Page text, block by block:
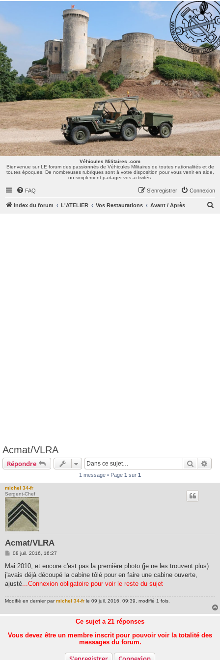
Véhicules Militaires .com
Bienvenue sur LE forum des passionnés de Véhicules Militaires de toutes nationalités et de
toutes époques. De nombreuses rubriques sont à votre disposition pour vous venir en aide,
ou simplement partager vos activités.
Véhicules Militaires .com
Bienvenue sur LE forum des passionnés de Véhicules Militaires de toutes nationalités et de
toutes époques. De nombreuses rubriques sont à votre disposition pour vous venir en aide,
ou simplement partager vos activités.
FAQ Connexion
S’enregistrer
Index du forum L'ATELIER Vos Restaurations Avant / Après
Acmat/VLRA
Répondre
1 message • Page 1 sur 1
michel 34-fr
Sergent-Chef
Acmat/VLRA
M
s
a
g
08 juil. 2016, 16:27
Mai 2010, et encore c'est pas la première photo (je ne les trouvent plus)
j'avais déjà découpé la cabine tôlé pour en faire une cabine ouverte,
ajusté ...Connexion obligatoire pour voir le reste du sujet
Modifié en dernier parmichel 34-fr le 09 juil. 2016, 09:39, modifié 1 fois.
Ce sujet a 21 réponses
Vous devez être un membre inscrit pour pouvoir voir la totalité des
messages du forum.